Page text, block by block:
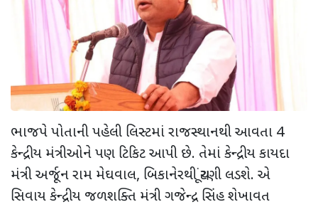
ભાજપે પોતાની પહેલી લિસ્ટમાં રાજસ્થાનથી આવતા 4
કેન્દ્રીય મંત્રીઓને પણ ટિકિટ આપી છે. તેમાં કેન્દ્રીય કાયદા
મંત્રી અર્જૂન રામ મેઘવાલ, બિકાનેરથી ચૂંટણી લડશે. એ
સિવાય કેન્દ્રીય જળશક્તિ મંત્રી ગજેન્દ્ર સિંહ શેખાવત